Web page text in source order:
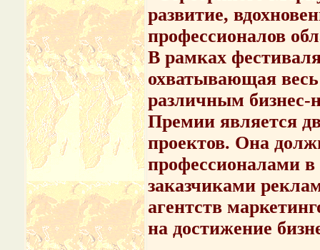
развитие,
профессионалов
В рамках
охватывающая
различным бизнес-
Премии является
проектов. Она
профессионалами
заказчиками
агентств
на достижение